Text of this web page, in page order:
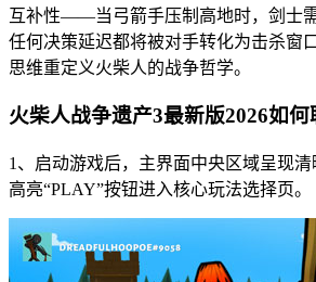
互补性——当弓箭手压制高地时，剑士需
任何决策延迟都将被对手转化为击杀窗
思维重定义火柴人的战争哲学。
火柴人战争遗产3最新版2026如
1、启动游戏后，主界面中央区域呈现
高亮“PLAY”按钮进入核心玩法选择页。